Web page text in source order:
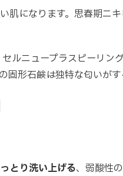
肌になります。思春期ニ
ルニュープラスピーリン
形石鹸は独特な匂いがす
とり洗い上げる、弱酸性